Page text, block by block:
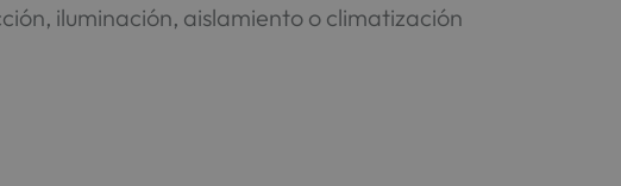
iluminación, aislamiento o climatización